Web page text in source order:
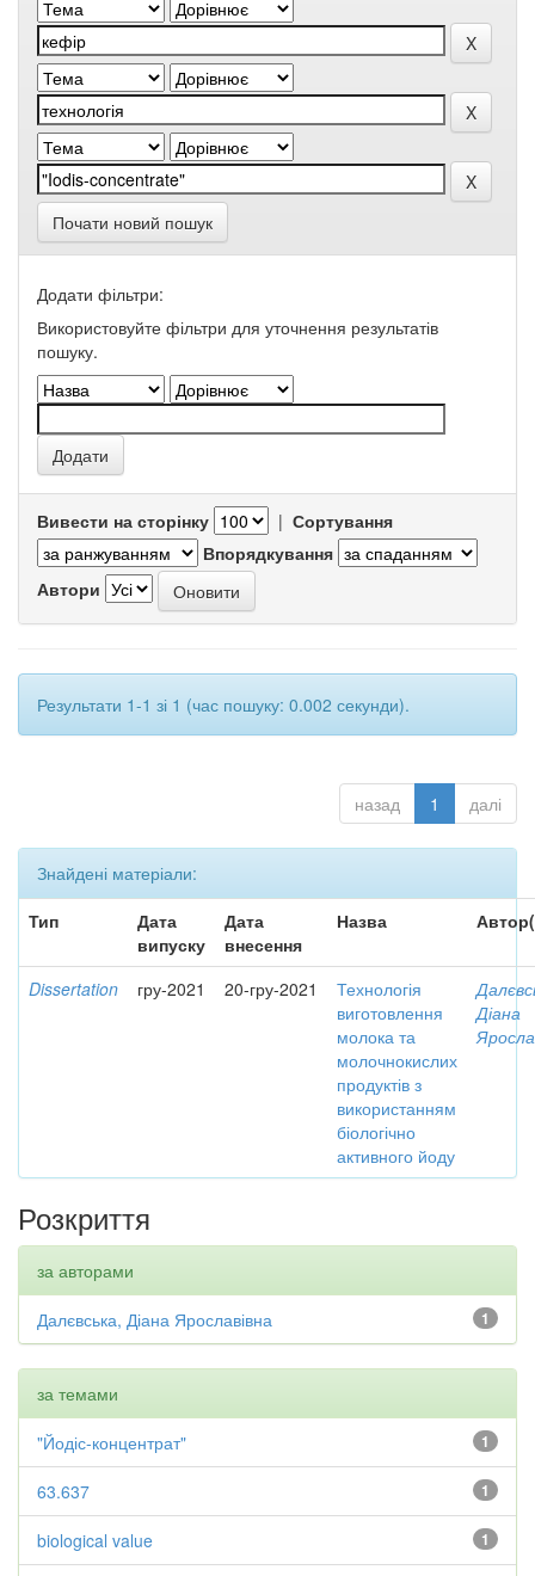
Почати новий пошук
Додати фільтри:
Використовуйте фільтри для уточнення результатів
пошуку.
Вивести на сторінку | Сортування
Впорядкування
Автори
Результати 1-1 зі 1 (час пошуку: 0.002 секунди).
назад 1 далі
Знайдені матеріали:
Тип
Дата
випуску
Дата
внесення
Назва
Dissertation гру-2021 20-гру-2021
Технологія
виготовлення
молока та
молочнокислих
продуктів з
використанням
біологічно
активного йоду
Діана
Розкриття
за авторами
1
Далєвська, Діана Ярославівна
за темами
1
"Йодіс-концентрат"
1
63.637
1
biological value